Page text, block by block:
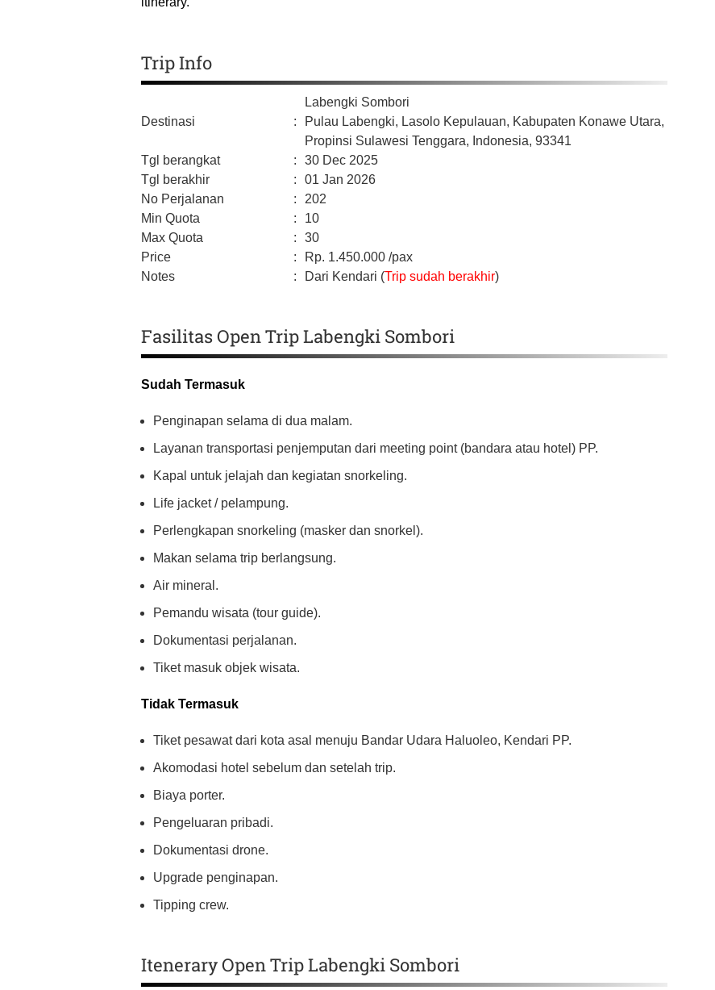
Trip Info
Destinasi :
Labengki Sombori
Pulau Labengki, Lasolo Kepulauan, Kabupaten Konawe Utara,
Propinsi Sulawesi Tenggara, Indonesia, 93341
Tgl berangkat
:
30 Dec 2025
Tgl berakhir
:
01 Jan 2026
No Perjalanan
:
202
Min Quota
:
10
Max Quota
:
30
Price
: Rp. 1.450.000 /pax
Notes
: Dari Kendari (Trip sudah berakhir)
Fasilitas Open Trip Labengki Sombori
Sudah Termasuk
Penginapan selama di dua malam.
Layanan transportasi penjemputan dari meeting point (bandara atau hotel) PP.
Kapal untuk jelajah dan kegiatan snorkeling.
Life jacket / pelampung.
Perlengkapan snorkeling (masker dan snorkel).
Makan selama trip berlangsung.
Air mineral.
Pemandu wisata (tour guide).
Dokumentasi perjalanan.
Tiket masuk objek wisata.
Tidak Termasuk
Tiket pesawat dari kota asal menuju Bandar Udara Haluoleo, Kendari PP.
Akomodasi hotel sebelum dan setelah trip.
Biaya porter.
Pengeluaran pribadi.
Dokumentasi drone.
Upgrade penginapan.
Tipping crew.
Itenerary Open Trip Labengki Sombori